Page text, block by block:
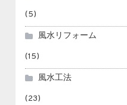
(5)
風水リフォーム
(15)
風水工法
(23)